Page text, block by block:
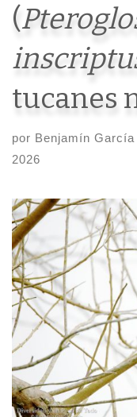
(
tucanes
por Benjamín
2026